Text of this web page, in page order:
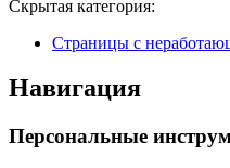
Скрытая категория:
Страницы с
Навигация
Персональные